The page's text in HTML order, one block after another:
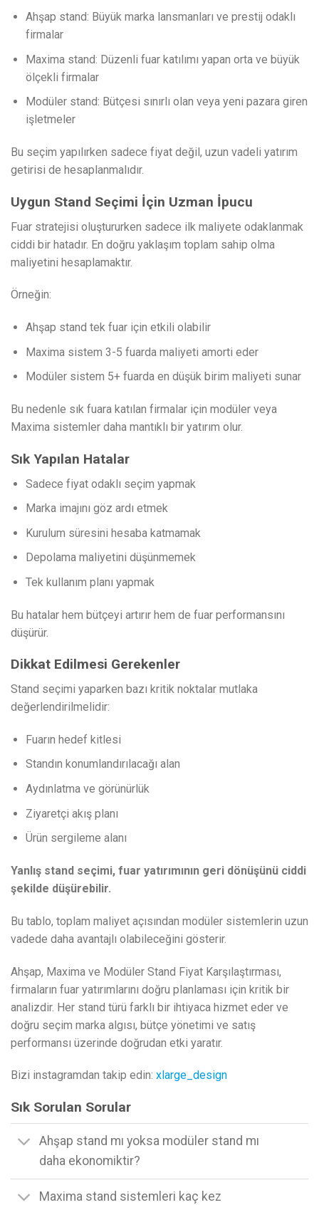
Ahşap stand: Büyük marka lansmanları ve prestij odaklı
firmalar
Maxima stand: Düzenli fuar katılımı yapan orta ve büyük
ölçekli firmalar
Modüler stand: Bütçesi sınırlı olan veya yeni pazara giren
işletmeler
Bu seçim yapılırken sadece fiyat değil, uzun vadeli yatırım
getirisi de hesaplanmalıdır.
Uygun Stand Seçimi İçin Uzman İpucu
Fuar stratejisi oluştururken sadece ilk maliyete odaklanmak
ciddi bir hatadır. En doğru yaklaşım toplam sahip olma
maliyetini hesaplamaktır.
Örneğin:
Ahşap stand tek fuar için etkili olabilir
Maxima sistem 3-5 fuarda maliyeti amorti eder
Modüler sistem 5+ fuarda en düşük birim maliyeti sunar
Bu nedenle sık fuara katılan firmalar için modüler veya
Maxima sistemler daha mantıklı bir yatırım olur.
Sık Yapılan Hatalar
Sadece fiyat odaklı seçim yapmak
Marka imajını göz ardı etmek
Kurulum süresini hesaba katmamak
Depolama maliyetini düşünmemek
Tek kullanım planı yapmak
Bu hatalar hem bütçeyi artırır hem de fuar performansını
düşürür.
Dikkat Edilmesi Gerekenler
Stand seçimi yaparken bazı kritik noktalar mutlaka
değerlendirilmelidir:
Fuarın hedef kitlesi
Standın konumlandırılacağı alan
Aydınlatma ve görünürlük
Ziyaretçi akış planı
Ürün sergileme alanı
Yanlış stand seçimi, fuar yatırımının geri dönüşünü ciddi
şekilde düşürebilir.
Bu tablo, toplam maliyet açısından modüler sistemlerin uzun
vadede daha avantajlı olabileceğini gösterir.
Ahşap, Maxima ve Modüler Stand Fiyat Karşılaştırması,
firmaların fuar yatırımlarını doğru planlaması için kritik bir
analizdir. Her stand türü farklı bir ihtiyaca hizmet eder ve
doğru seçim marka algısı, bütçe yönetimi ve satış
performansı üzerinde doğrudan etki yaratır.
Bizi instagramdan takip edin: xlarge_design
Sık Sorulan Sorular
Ahşap stand mı yoksa modüler stand mı
daha ekonomiktir?
Maxima stand sistemleri kaç kez